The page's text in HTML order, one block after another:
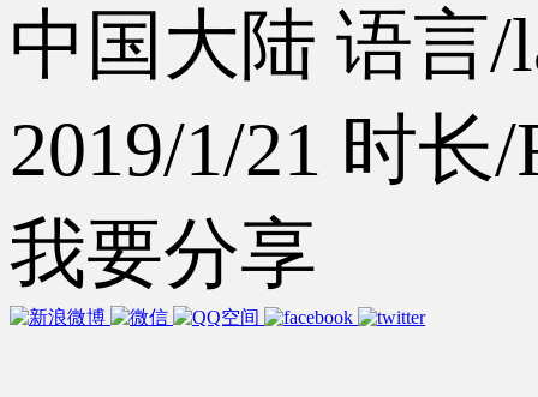
中国大陆 语言/
2019/1/21 时长/
我要分享